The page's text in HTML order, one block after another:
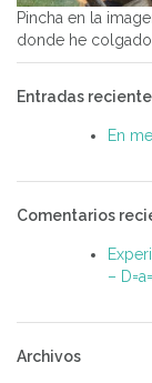
Pincha en la
donde he
Entradas
En
Comentarios
–
Archivos